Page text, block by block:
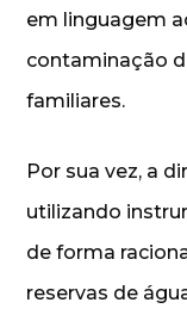
em linguagem
contaminação
familiares.
Por sua vez, a
utilizando
de forma
reservas de